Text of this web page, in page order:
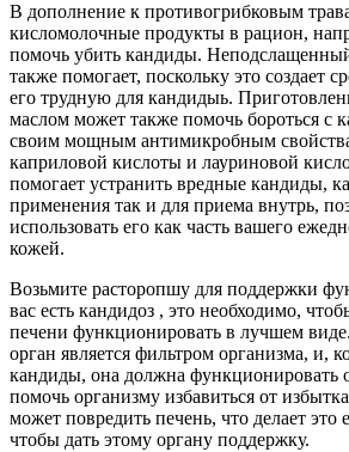
В дополнение к противогрибковым
кисломолочные продукты в рацион,
помочь убить кандиды.
также помогает, поскольку это создает
его трудную для кандидыь.
маслом может также помочь бороться с
своим мощным антимикробным
каприловой кислоты и лауриновой
помогает устранить вредные кандиды,
применения так и для приема внутрь,
использовать его как часть вашего
кожей.
Возьмите расторопшу для поддержки
вас есть кандидоз , это необходимо,
печени функционировать в лучшем
орган является фильтром организма, и,
кандиды, она должна функционировать
помочь организму избавиться от
может повредить печень, что делает
чтобы дать этому органу поддержку.